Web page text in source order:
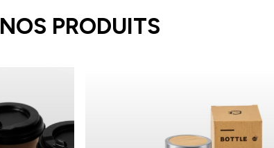
NOS PRODUITS